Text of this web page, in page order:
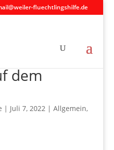
fluechtlingshilfe.de
dem
| Juli 7, 2022| Allgemein,